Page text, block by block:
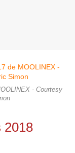
- Courtesy
2018